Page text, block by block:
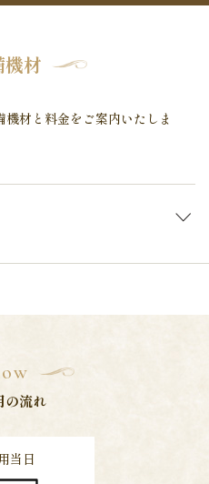
機材
材と料金をご案内いたしま
の流れ
当日